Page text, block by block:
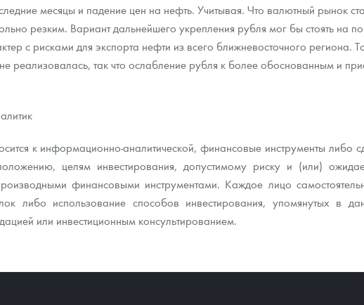
месяцы и падение цен на нефть. Учитывая. Что валютный рынок
резким. Вариант дальнейшего укрепления рубля мог бы стоять на
с рисками для экспорта нефти из всего ближневосточного
реализовалась, так что ослабление рубля к более обоснованным и
к информационно-аналитической, финансовые инструменты либо
целям инвестирования, допустимому риску и (или)
финансовыми инструментами. Каждое лицо
либо использование способов инвестирования, упомянутых в
или инвестиционным консультированием.